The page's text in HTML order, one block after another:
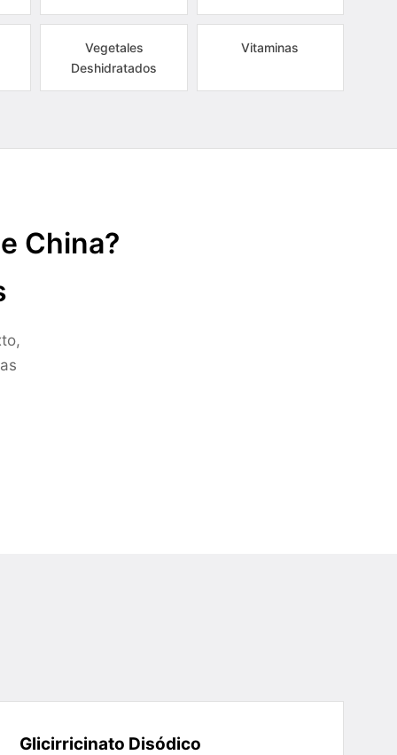
Vegetales
Deshidratados
Vitaminas
China?
Glicirricinato Disódico